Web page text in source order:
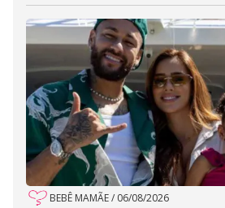
BEBÊ MAMÃE/ 06/08/2026